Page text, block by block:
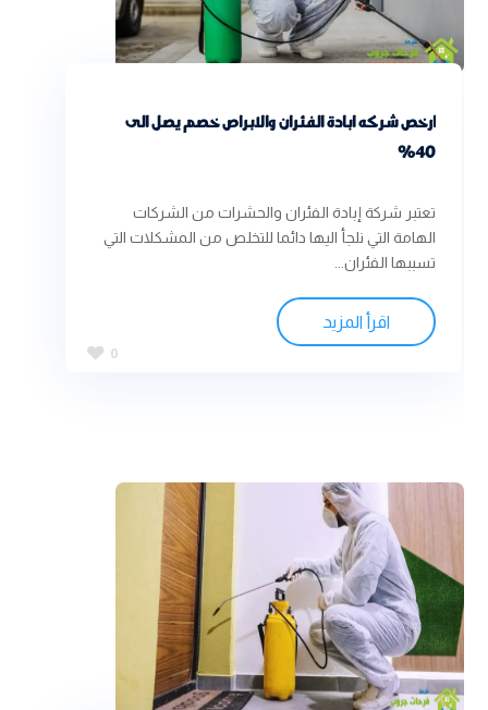
ارخص شركه ابادة الفئران والابراص خصم يصل الى
40%
تعتبر شركة إبادة الفئران والحشرات من الشركات
الهامة التي نلجأ اليها دائما للتخلص من المشكلات التي
تسببها الفئران...
اقرأ المزيد
0